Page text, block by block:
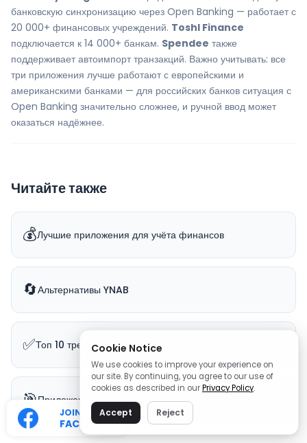
JOIN OUR
FACEBOOK
банковскую синхронизацию через Open Banking — работает с
20 000+ финансовых учреждений. Toshl Finance
подключается к 14 000+ банкам. Spendee также
поддерживает автоимпорт транзакций. Важно учитывать: все
три приложения лучше работают с европейскими и
американскими банками — для российских банков ситуация с
Open Banking значительно сложнее, и ручной ввод может
оказаться надёжнее.
Читайте также
💰Лучшие приложения для учёта финансов
🔄Альтернативы YNAB
✅Топ 10 трекеров привычек
🎯Приложения для целей на год
Cookie Notice
We use cookies to improve your experience on
our site. By continuing, you agree to our use of
cookies as described in ourPrivacy Policy.
Accept Reject